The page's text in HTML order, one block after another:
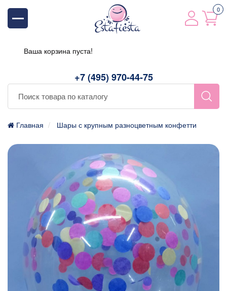
+7 (495) 970-44-75
0
Ваша корзина пуста!
Главная Шары с крупным разноцветным конфетти